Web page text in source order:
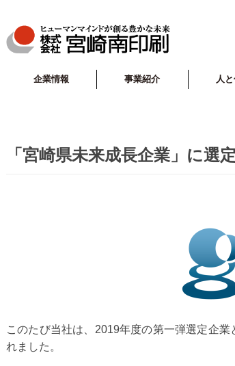
企業情報 事業紹介 人
「宮崎県未来成長企業」に選
このたび当社は、2019年度の第一弾選定企
れました。